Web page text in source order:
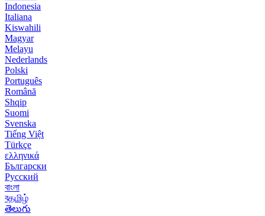
Indonesia
Italiana
Kiswahili
Magyar
Melayu
Nederlands
Polski
Português
Română
Shqip
Suomi
Svenska
Tiếng Việt
Türkçe
ελληνικά
Български
Русский
বাংলা
বதமிழ்
తెలుగు